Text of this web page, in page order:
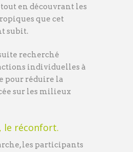
tout en découvrant les
que cet
subit.
recherché
individuelles à
pour réduire la
sur les milieux
le réconfort.
les participants